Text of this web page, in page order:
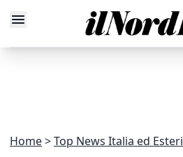
Home Top News Italia ed Esteri